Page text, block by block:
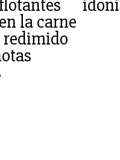
flotantes
la carne